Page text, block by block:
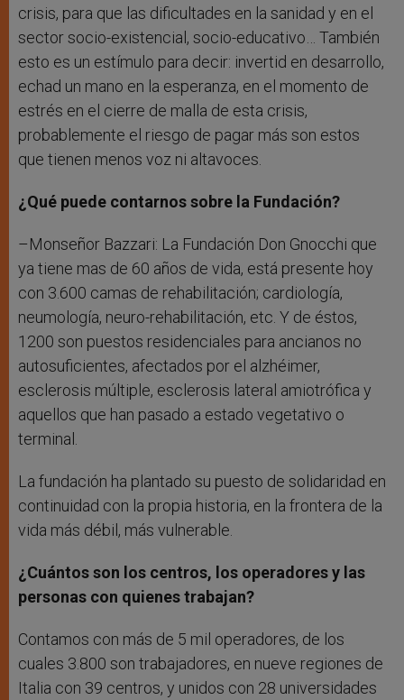
crisis, para que las dificultades en la sanidad y en el
sector socio-existencial, socio-educativo… También
esto es un estímulo para decir: invertid en desarrollo,
echad un mano en la esperanza, en el momento de
estrés en el cierre de malla de esta crisis,
probablemente el riesgo de pagar más son estos
que tienen menos voz ni altavoces.
¿Qué puede contarnos sobre la Fundación?
–Monseñor Bazzari: La Fundación Don Gnocchi que
ya tiene mas de 60 años de vida, está presente hoy
con 3.600 camas de rehabilitación; cardiología,
neumología, neuro-rehabilitación, etc. Y de éstos,
1200 son puestos residenciales para ancianos no
autosuficientes, afectados por el alzhéimer,
esclerosis múltiple, esclerosis lateral amiotrófica y
aquellos que han pasado a estado vegetativo o
terminal.
La fundación ha plantado su puesto de solidaridad en
continuidad con la propia historia, en la frontera de la
vida más débil, más vulnerable.
¿Cuántos son los centros, los operadores y las
personas con quienes trabajan?
Contamos con más de 5 mil operadores, de los
cuales 3.800 son trabajadores, en nueve regiones de
Italia con 39 centros, y unidos con 28 universidades